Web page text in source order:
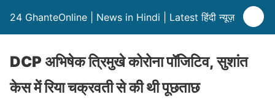
24 GhanteOnline | News in Hindi | Latest हिंदी न्यूज़
DCP अभिषेक त्रिमुखे कोरोना पॉजिटिव, सुशांत
केस में रिया चक्रवती से की थी पूछताछ